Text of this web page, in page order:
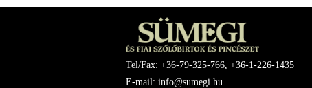
Tel/Fax: +36-79-325-766, +36-1-226-1435
E-mail: info@sumegi.hu